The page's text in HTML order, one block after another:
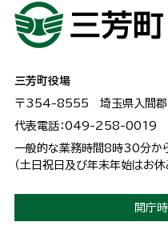
三芳町役場
〒354-8555 埼玉県入間
代表電話：049-258-0019
一般的な業務時間8時30分か
（土日祝日及び年末年始はお休
開庁時